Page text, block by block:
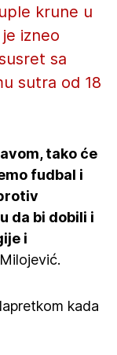
krune u
izneo
sa
sutra od 18
tako će
fudbal i
da bi dobili i
i
kada